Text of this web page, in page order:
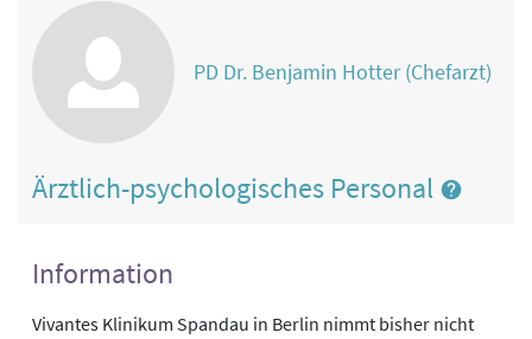
PD Dr. Benjamin Hotter (Chefarzt)
Ärztlich-psychologisches Personal
Information
Vivantes Klinikum Spandau in Berlin nimmt bisher nicht